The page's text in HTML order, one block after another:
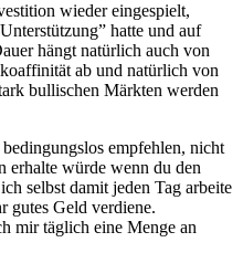
wieder eingespielt,
hatte und auf
hängt natürlich auch von
ab und natürlich von
bullischen Märkten werden
empfehlen, nicht
erhalte würde wenn du den
selbst damit jeden Tag arbeite
gutes Geld verdiene.
mir täglich eine Menge an